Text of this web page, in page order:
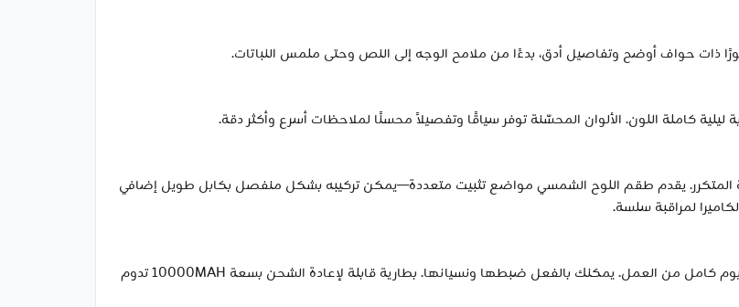
المتكرر. يقدم طقم اللوح الشمسي مواضع تثبيت متعددة—يمكن تركيبه بشكل منفصل بكابل طويل إضافي
45 MINUTES من ضوء الشمس المباشر تزود كاميرا Tapo C460 بيوم كامل من العمل. يمكنك بالفعل ضبطها ونسيانها. بطارية قابلة لإعادة الشحن بسعة 10000MAH تدوم